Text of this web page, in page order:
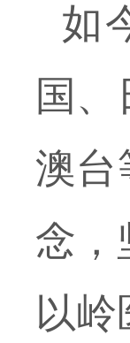
如
国
澳台
念，
以